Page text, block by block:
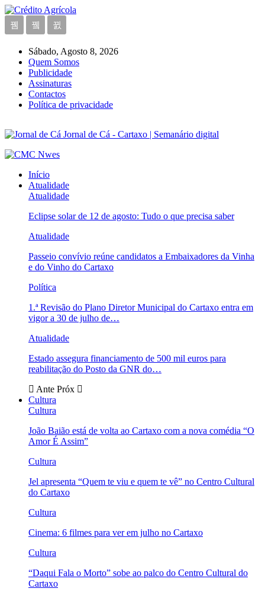
Sábado, Agosto 8, 2026
Quem Somos
Publicidade
Assinaturas
Contactos
Política de privacidade
Jornal de Cá - Cartaxo | Semanário digital
Início
Atualidade
Atualidade
Eclipse solar de 12 de agosto: Tudo o que precisa saber
Atualidade
Passeio convívio reúne candidatos a Embaixadores da Vinha
e do Vinho do Cartaxo
Política
1.ª Revisão do Plano Diretor Municipal do Cartaxo entra em
vigor a 30 de julho de…
Atualidade
Estado assegura financiamento de 500 mil euros para
reabilitação do Posto da GNR do…
Ante Próx
Cultura
Cultura
João Baião está de volta ao Cartaxo com a nova comédia “O
Amor É Assim”
Cultura
Jel apresenta “Quem te viu e quem te vê” no Centro Cultural
do Cartaxo
Cultura
Cinema: 6 filmes para ver em julho no Cartaxo
Cultura
“Daqui Fala o Morto” sobe ao palco do Centro Cultural do
Cartaxo